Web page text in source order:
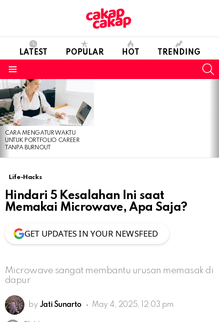
LATEST POPULAR HOT TRENDING
LATEST
STORIES
CARA MENGATUR WAKTU
UNTUK PORTFOLIO CAREER
TANPA BURNOUT
Life-Hacks
Hindari 5 Kesalahan Ini saat
Memakai Microwave, Apa Saja?
GET UPDATES IN YOUR NEWSFEED
Microwave sangat membantu urusan memasak di
dapur
by Jati Sunarto May 4, 2025, 12:03 pm